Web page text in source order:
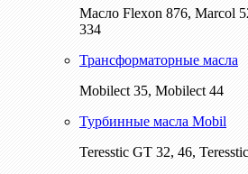
Масло Flexon 876, Marcol
334
Трансформаторные масла
Mobilect 35, Mobilect 44
Турбинные масла Mobil
Teresstic GT 32, 46,